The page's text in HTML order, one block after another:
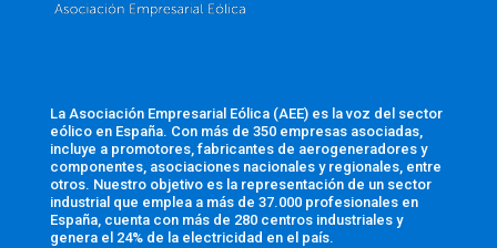
La Asociación Empresarial Eólica (AEE) es la voz del sector
eólico en España. Con más de 350 empresas asociadas,
incluye a promotores, fabricantes de aerogeneradores y
componentes, asociaciones nacionales y regionales, entre
otros. Nuestro objetivo es la representación de un sector
industrial que emplea a más de 37.000 profesionales en
España, cuenta con más de 280 centros industriales y
genera el 24% de la electricidad en el país.